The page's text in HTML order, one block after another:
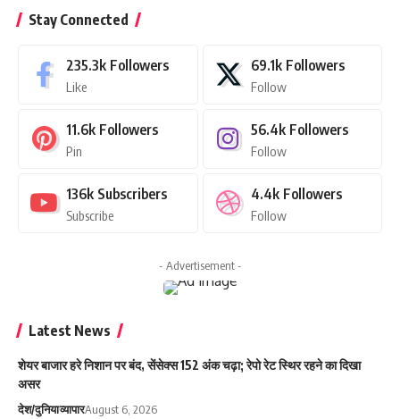
Stay Connected
235.3k Followers
Like
69.1k Followers
Follow
11.6k Followers
Pin
56.4k Followers
Follow
136k Subscribers
Subscribe
4.4k Followers
Follow
- Advertisement -
Latest News
शेयर बाजार हरे निशान पर बंद, सेंसेक्स 152 अंक चढ़ा; रेपो रेट स्थिर रहने का दिखा
असर
देश/दुनियाव्यापारAugust 6, 2026